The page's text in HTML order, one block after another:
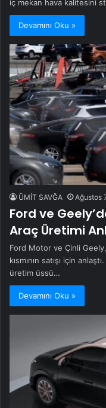
iç mekan hava kalitesini
Devamını Oku »
ÜMİT SAVĞA Ağustos
Ford ve
Araç Üretimi
Ford Motor ve Çinli
kısmının satışı için
üretim üssü…
Devamını Oku »